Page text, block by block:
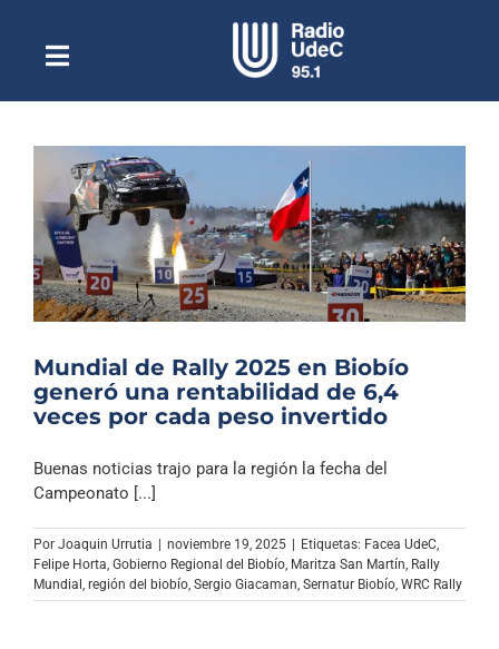
contenidoToggle
NavigationEscuchar Radio UdeC en vivo
Quiénes Somos
Programación
Podcast
Noticias
Columnas
Música Clásica
Especiales
Mundial de Rally 2025 en Biobío
generó una rentabilidad de 6,4
veces por cada peso invertido
Buenas noticias trajo para la región la fecha del
Campeonato [...]
Por Joaquin Urrutia | noviembre 19, 2025 | Etiquetas: Facea UdeC
Felipe Horta Gobierno Regional del Biobío Maritza San Martín Rally
Mundial región del biobío Sergio Giacaman Sernatur Biobío WRC Rally